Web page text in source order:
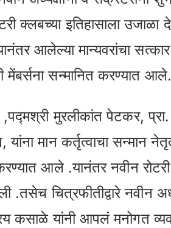
क्लबच्या इतिहासाला उजाळा
यानंतर आलेल्या मान्यवरांचा
मेंबर्सना सन्मानित करण्यात आले.
,पद्मश्री मुरलीकांत पेटकर,
मान कर्तृत्वाचा सन्मान
आले .यानंतर नवीन
.तसेच चित्रफीतीद्वारे
कसाळे यांनी आपलं मनोगत